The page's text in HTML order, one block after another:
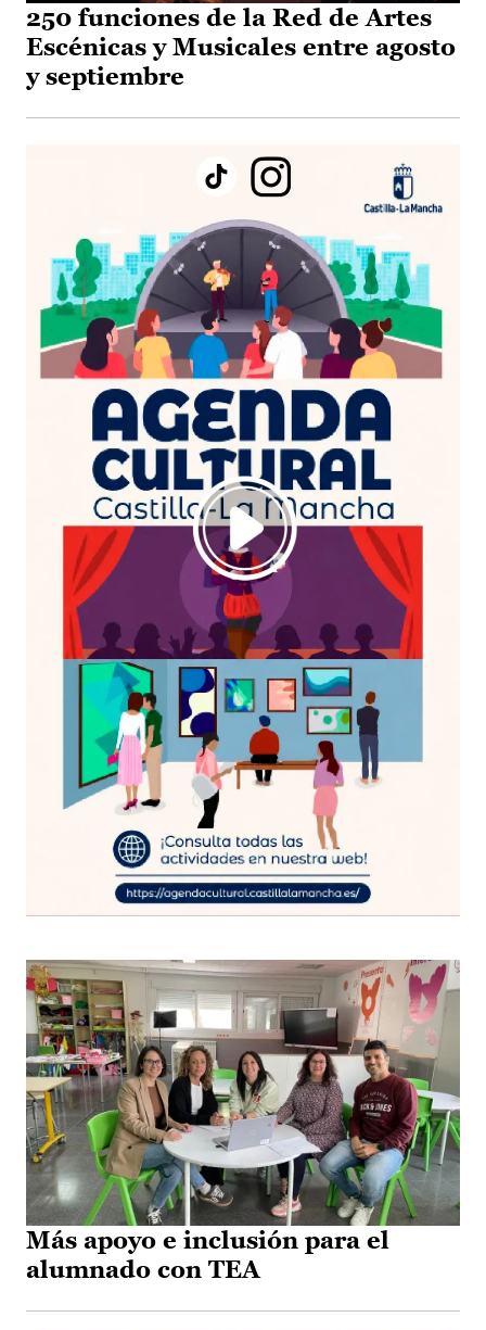
250 funciones de la Red de Artes
Escénicas y Musicales entre agosto
y septiembre
Más apoyo e inclusión para el
alumnado con TEA